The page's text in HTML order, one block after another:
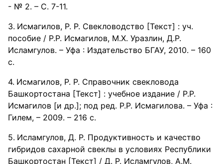
- № 2. – С. 7-11.
Исмагилов, Р. Р. Свекловодство [Текст] : уч.
пособие / Р.Р. Исмагилов, М.Х. Уразлин, Д.Р.
Исламгулов. – Уфа : Издательство БГАУ, 2010. – 160
с.
Исмагилов, Р. Р. Справочник свекловода
Башкортостана [Текст] : учебное издание / Р.Р.
Исмагилов [и др.]; под ред. Р.Р. Исмагилова. – Уфа :
Гилем, – 2009. – 216 с.
Исламгулов, Д. Р. Продуктивность и качество
гибридов сахарной свеклы в условиях Республики
Башкортостан [Текст] / Д. Р. Исламгулов, А.М.